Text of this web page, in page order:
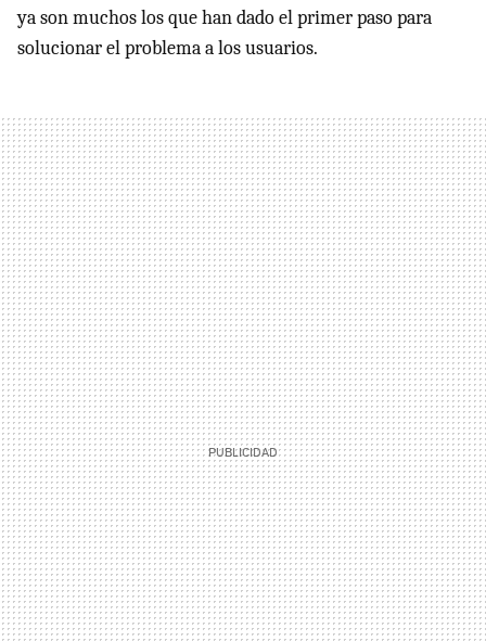
ya son muchos los que han dado el primer paso para
solucionar el problema a los usuarios.